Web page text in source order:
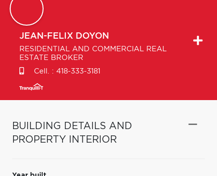
JEAN-FELIX DOYON
RESIDENTIAL AND COMMERCIAL REAL
ESTATE BROKER
Cell. : 418-333-3181
BUILDING DETAILS AND
PROPERTY INTERIOR